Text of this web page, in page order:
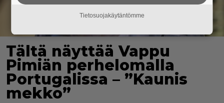
Tältä näyttää Vappu
Pimiän perhelomalla
Portugalissa – ”Kaunis
mekko”
Tietosuojakäytäntömme